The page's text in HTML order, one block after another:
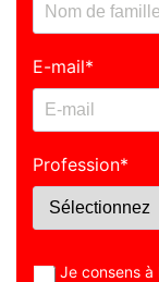
E-mail*
Profession*
Je consens